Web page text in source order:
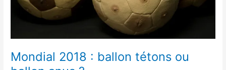
Mondial 2018 : ballon tétons ou
anus